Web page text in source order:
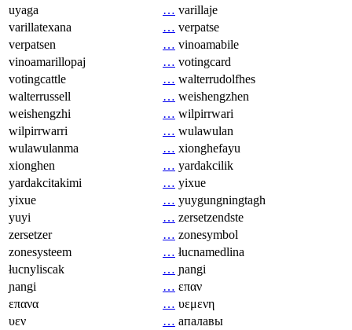
uyaga
… varillaje
varillatexana
… verpatse
verpatsen
… vinoamabile
vinoamarillopaj
… votingcard
votingcattle
… walterrudolfhes
walterrussell
… weishengzhen
weishengzhi
… wilpirrwari
wilpirrwarri
… wulawulan
wulawulanma
… xionghefayu
xionghen
… yardakcilik
yardakcitakimi
… yixue
yixue
… yuygungningtagh
yuyi
… zersetzendste
zersetzer
… zonesymbol
zonesysteem
… łucnamedlina
łucnyliscak
… ɲangi
ɲangi
… επαν
επανα
… υεμενη
υεν
… апалавы